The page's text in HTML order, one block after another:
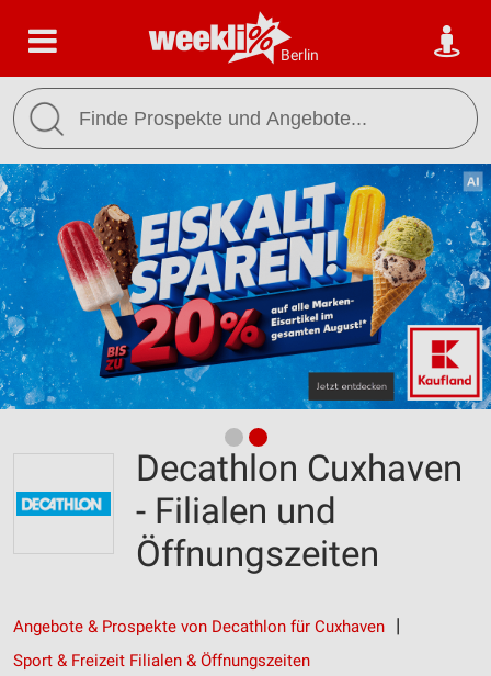
Berlin
Decathlon Cuxhaven
- Filialen und
Öffnungszeiten
Angebote & Prospekte von Decathlon für Cuxhaven
Sport & Freizeit Filialen & Öffnungszeiten